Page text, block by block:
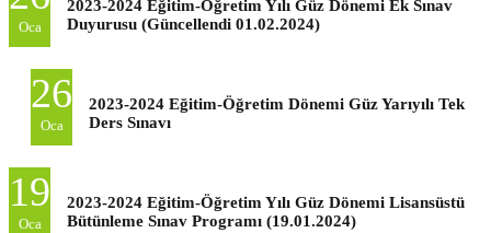
Oca
2023-2024 Eğitim-Öğretim Yılı Güz Dönemi Ek Sınav
Duyurusu (Güncellendi 01.02.2024)
26
Oca
2023-2024 Eğitim-Öğretim Dönemi Güz Yarıyılı Tek
Ders Sınavı
19
Oca
2023-2024 Eğitim-Öğretim Yılı Güz Dönemi Lisansüstü
Bütünleme Sınav Programı (19.01.2024)